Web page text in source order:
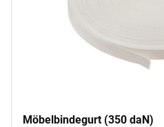
Möbelbindegurt (350 daN)